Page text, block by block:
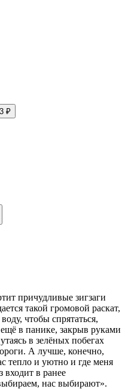
₽
причудливые зигзаги
такой громовой раскат,
чтобы спрятаться,
в панике, закрыв руками
в зелёных побегах
А лучше, конечно,
тепло и уютно и где меня
в ранее
нас выбирают».